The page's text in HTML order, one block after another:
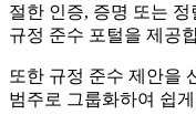
절한 인증, 증명 또는
규정 준수 포털을 제공
또한 규정 준수 제안을
범주로 그룹화하여 쉽